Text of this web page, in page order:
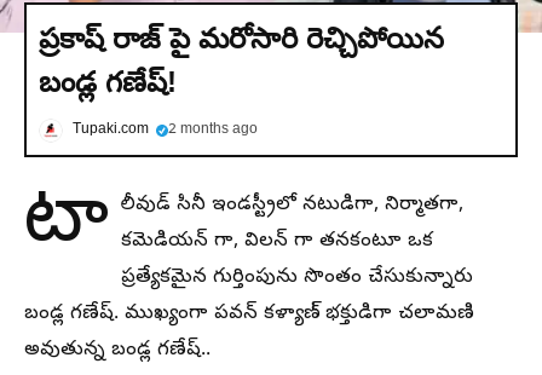
ప్రకాష్ రాజ్ పై మరోసారి రెచ్చిపోయిన
బండ్ల గణేష్!
Tupaki.com 2 months ago
టా లీవుడ్ సినీ ఇండస్ట్రీలో నటుడిగా, నిర్మాతగా,
కమెడియన్ గా, విలన్ గా తనకంటూ ఒక
ప్రత్యేకమైన గుర్తింపును సొంతం చేసుకున్నారు
బండ్ల గణేష్. ముఖ్యంగా పవన్ కళ్యాణ్ భక్తుడిగా చలామణి
అవుతున్న బండ్ల గణేష్..